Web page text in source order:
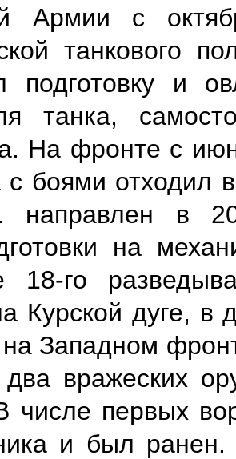
Армии с
танкового
подготовку и
танка,
На фронте с
боями отходил
направлен в
на
18-го
Курской дуге, в
на Западном
два вражеских
числе первых
и был